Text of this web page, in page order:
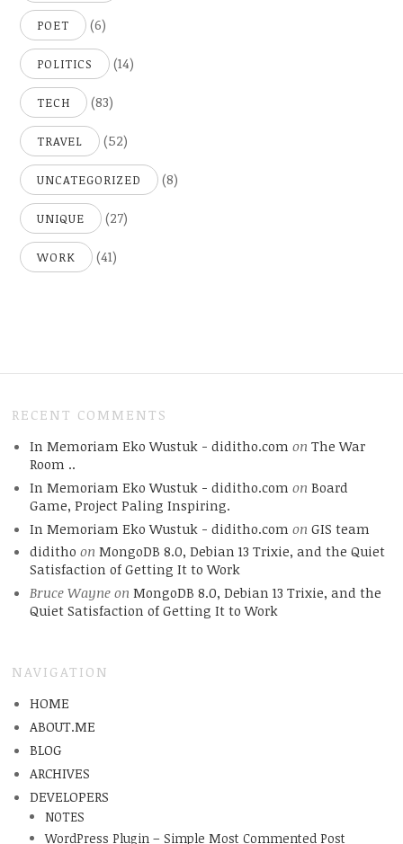
POET (6)
POLITICS (14)
TECH (83)
TRAVEL (52)
UNCATEGORIZED (8)
UNIQUE (27)
WORK (41)
RECENT COMMENTS
In Memoriam Eko Wustuk - diditho.com on The War
Room ..
In Memoriam Eko Wustuk - diditho.com on Board
Game, Project Paling Inspiring.
In Memoriam Eko Wustuk - diditho.com on GIS team
diditho on MongoDB 8.0, Debian 13 Trixie, and the Quiet
Satisfaction of Getting It to Work
Bruce Wayneon MongoDB 8.0, Debian 13 Trixie, and the
Quiet Satisfaction of Getting It to Work
NAVIGATION
HOME
ABOUT.ME
BLOG
ARCHIVES
DEVELOPERS
NOTES
WordPress Plugin – Simple Most Commented Post